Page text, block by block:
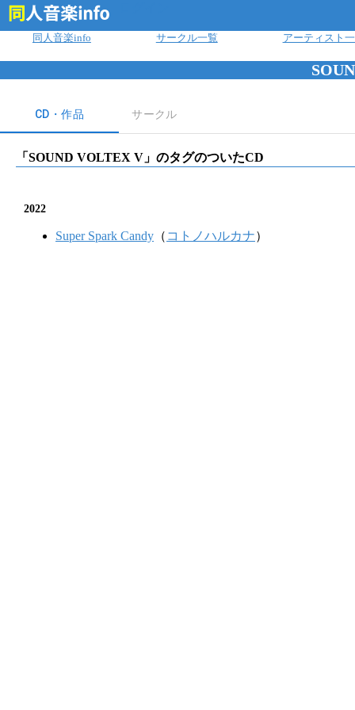
同人音楽info サークル一覧 アーティスト
CD・作品 サークル
「 SOUND VOLTEX V 」のタグのついたCD
2022
Super Spark Candy （ コトノハルカナ）